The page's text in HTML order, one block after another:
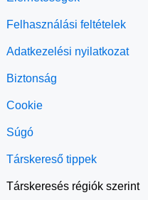
Felhasználási feltételek
Adatkezelési nyilatkozat
Biztonság
Cookie
Súgó
Társkereső tippek
Társkeresés régiók szerint